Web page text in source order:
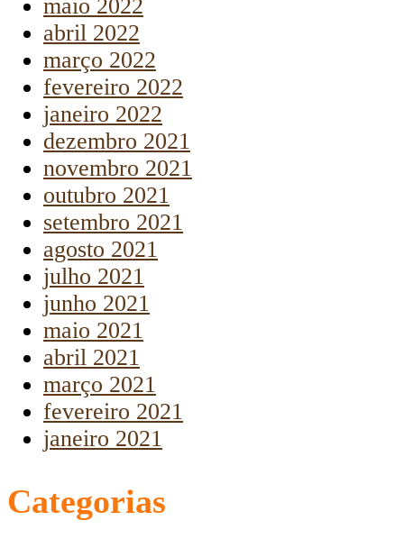
maio 2022
abril 2022
março 2022
fevereiro 2022
janeiro 2022
dezembro 2021
novembro 2021
outubro 2021
setembro 2021
agosto 2021
julho 2021
junho 2021
maio 2021
abril 2021
março 2021
fevereiro 2021
janeiro 2021
Categorias